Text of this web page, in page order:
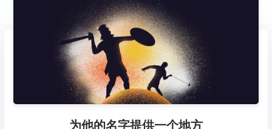
为他的名字提供一个地方